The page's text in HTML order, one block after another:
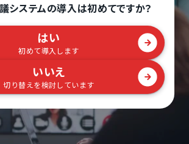
システムの導入は初めてですか？
はい
初めて導入します
いいえ
切り替えを検討しています